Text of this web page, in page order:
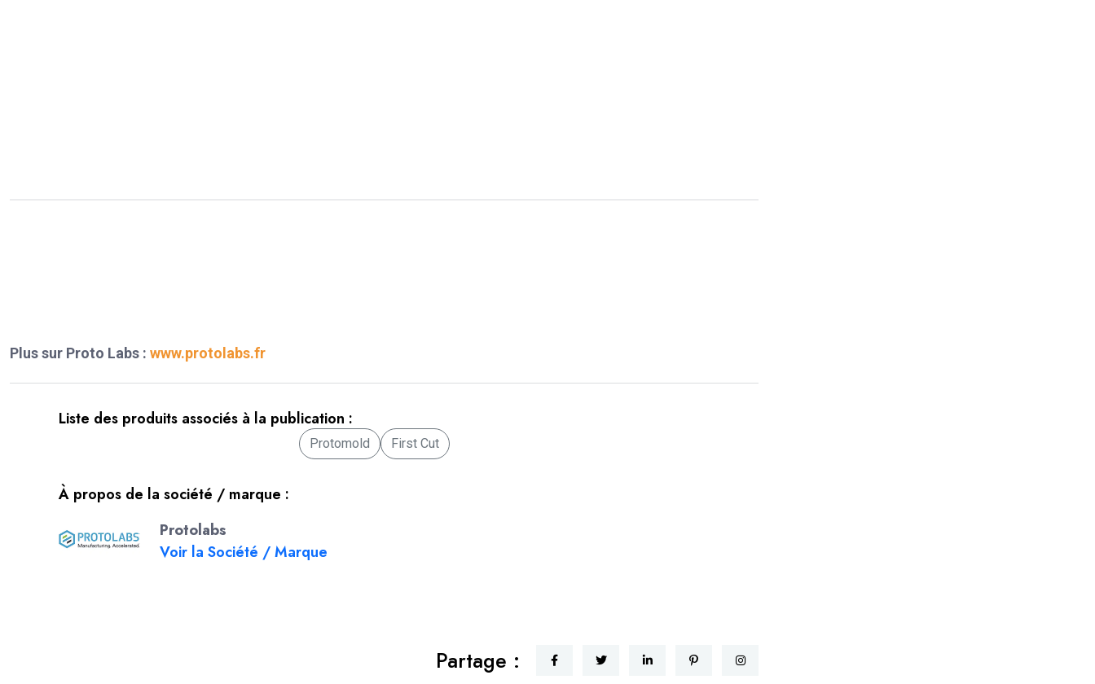
Plus sur Proto Labs : www.protolabs.fr
Liste des produits associés à la publication :
Protomold First Cut
À propos de la société / marque :
Protolabs
Voir la Société / Marque
Partage :